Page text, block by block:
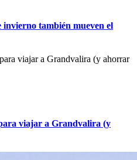
invierno también mueven el
viajar a Grandvalira (y